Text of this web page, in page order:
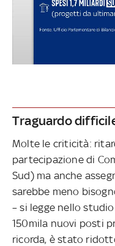
Traguardo
Molte le criticità:
partecipazione di
Sud) ma anche
sarebbe meno
– si legge nello
150mila nuovi posti
ricorda, è stato